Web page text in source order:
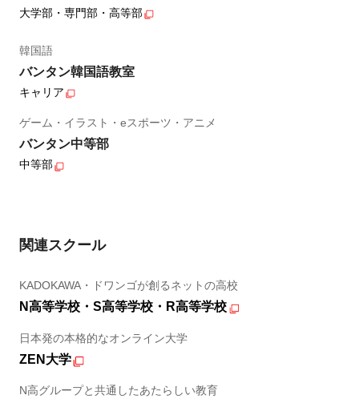
大学部・専門部・高等部
韓国語
バンタン韓国語教室
キャリア
ゲーム・イラスト・eスポーツ・アニメ
バンタン中等部
中等部
関連スクール
KADOKAWA・ドワンゴが創るネットの高校
N高等学校・S高等学校・R高等学校
日本発の本格的なオンライン大学
ZEN大学
N高グループと共通したあたらしい教育